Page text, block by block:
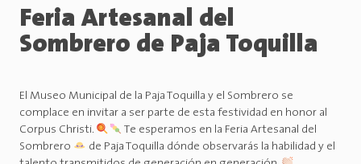
Feria Artesanal del
Sombrero de Paja Toquilla
El Museo Municipal de la Paja Toquilla y el Sombrero se
complace en invitar a ser parte de esta festividad en honor al
Corpus Christi.
Te esperamos en la Feria Artesanal del
Sombrero
de Paja Toquilla dónde observarás la habilidad y el